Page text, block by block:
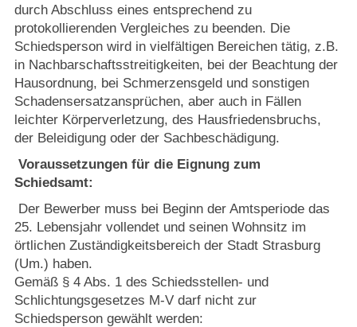
durch Abschluss eines entsprechend zu
protokollierenden Vergleiches zu beenden. Die
Schiedsperson wird in vielfältigen Bereichen tätig, z.B.
in Nachbarschaftsstreitigkeiten, bei der Beachtung der
Hausordnung, bei Schmerzensgeld und sonstigen
Schadensersatzansprüchen, aber auch in Fällen
leichter Körperverletzung, des Hausfriedensbruchs,
der Beleidigung oder der Sachbeschädigung.
Voraussetzungen für die Eignung zum
Schiedsamt:
Der Bewerber muss bei Beginn der Amtsperiode das
25. Lebensjahr vollendet und seinen Wohnsitz im
örtlichen Zuständigkeitsbereich der Stadt Strasburg
(Um.) haben.
Gemäß § 4 Abs. 1 des Schiedsstellen- und
Schlichtungsgesetzes M-V darf nicht zur
Schiedsperson gewählt werden: